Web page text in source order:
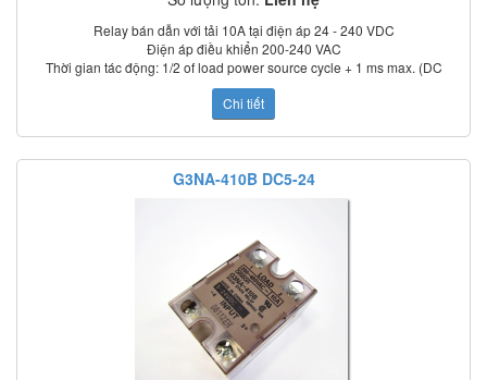
Relay bán dẫn với tải 10A tại điện áp 24 - 240 VDC
Điện áp điều khiển 200-240 VAC
Thời gian tác động: 1/2 of load power source cycle + 1 ms max. (DC
input); 3/2 of load power source cycle + 1 ms max. (AC input)
Dòng rò: 5 mA max. (at 100 VAC); 0 mA max. (at 200 VAC)
Điện trở cách điện: 100 MΩ min. (at 500 VDC)
Nhiệt độ làm việc: –30°C to 80°C
Chỉ thị trạng thái: LED
Có nắp che bảo vệ
Tiêu chuẩn: UL, CSA, TUV (model –UTU)
Chi tiết
G3NA-410B DC5-24